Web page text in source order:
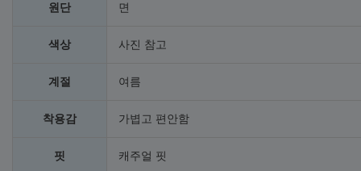
원단 면
색상 사진 참고
계절 여름
착용감 가볍고 편안함
핏 캐주얼 핏